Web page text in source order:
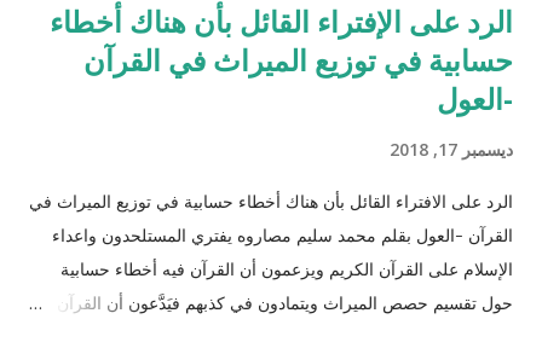
الرد على الإفتراء القائل بأن هناك أخطاء
حسابية في توزيع الميراث في القرآن
-العول
ديسمبر 17, 2018
الرد على الافتراء القائل بأن هناك أخطاء حسابية في توزيع الميراث في
القرآن -العول بقلم محمد سليم مصاروه يفتري المستلحدون واعداء
الإسلام على القرآن الكريم ويزعمون أن القرآن فيه أخطاء حسابية
حول تقسيم حصص الميراث ويتمادون في كذبهم فيَدَّعون أن القرآن من